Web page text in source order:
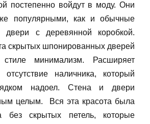
постепенно войдут в моду. Они
популярными, как и обычные
двери с деревянной коробкой.
скрытых шпонированных дверей
минимализм. Расширяет
отсутствие наличника, который
надоел. Стена и двери
целым. Вся эта красота была
без скрытых петель, которые